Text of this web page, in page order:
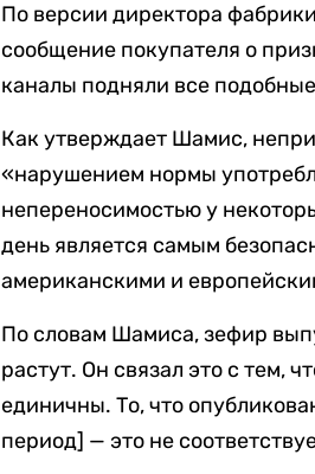
По версии директора
сообщение покупателя о
каналы подняли все
Как утверждает Шамис,
«нарушением нормы
непереносимостью у
день является самым
американскими и
По словам Шамиса, зефир
растут. Он связал это с тем,
единичны. То, что
период] — это не